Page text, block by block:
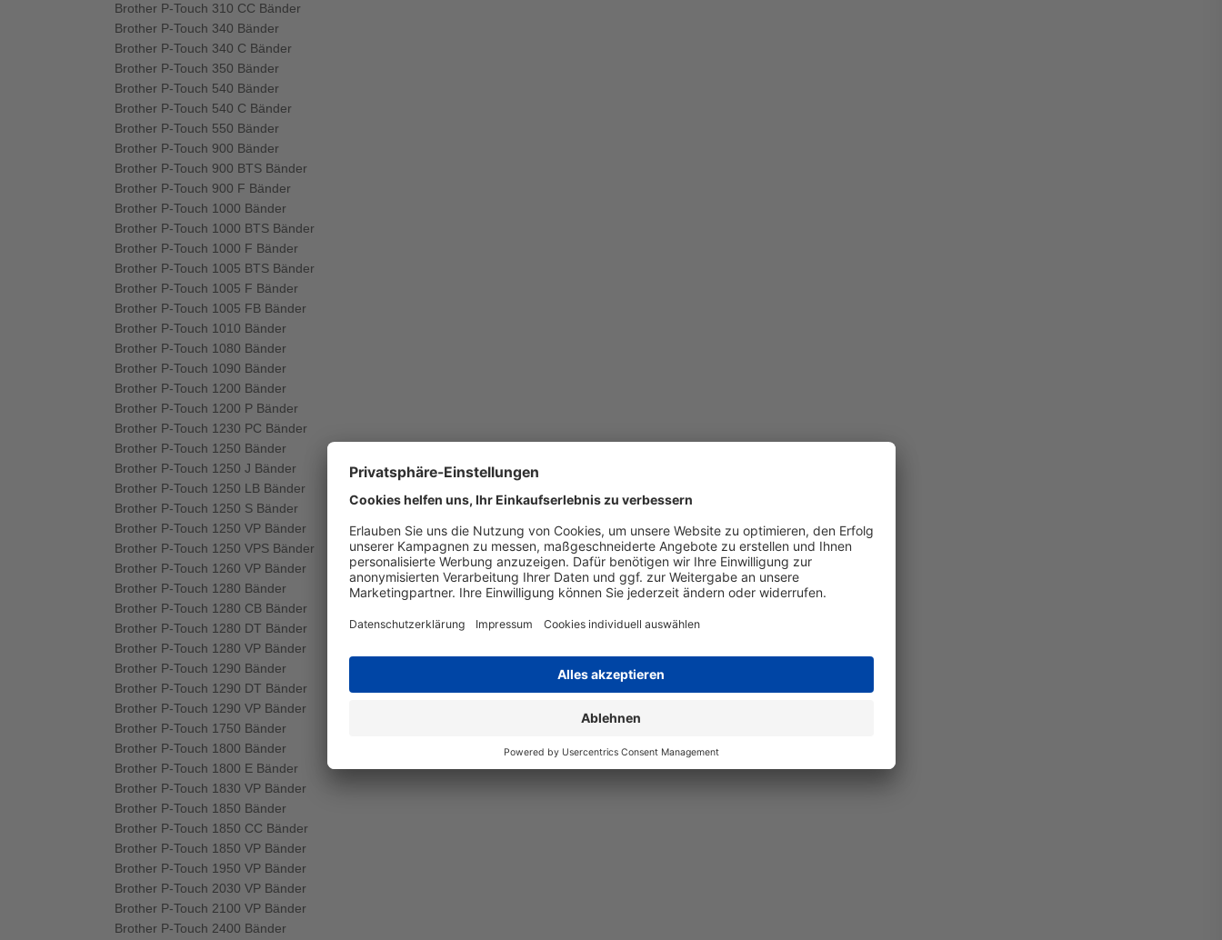
Brother P-Touch 310 CC Bänder
Brother P-Touch 340 Bänder
Brother P-Touch 340 C Bänder
Brother P-Touch 350 Bänder
Brother P-Touch 540 Bänder
Brother P-Touch 540 C Bänder
Brother P-Touch 550 Bänder
Brother P-Touch 900 Bänder
Brother P-Touch 900 BTS Bänder
Brother P-Touch 900 F Bänder
Brother P-Touch 1000 Bänder
Brother P-Touch 1000 BTS Bänder
Brother P-Touch 1000 F Bänder
Brother P-Touch 1005 BTS Bänder
Brother P-Touch 1005 F Bänder
Brother P-Touch 1005 FB Bänder
Brother P-Touch 1010 Bänder
Brother P-Touch 1080 Bänder
Brother P-Touch 1090 Bänder
Brother P-Touch 1200 Bänder
Brother P-Touch 1200 P Bänder
Brother P-Touch 1230 PC Bänder
Brother P-Touch 1250 Bänder
Brother P-Touch 1250 J Bänder
Brother P-Touch 1250 LB Bänder
Brother P-Touch 1250 S Bänder
Brother P-Touch 1250 VP Bänder
Brother P-Touch 1250 VPS Bänder
Brother P-Touch 1260 VP Bänder
Brother P-Touch 1280 Bänder
Brother P-Touch 1280 CB Bänder
Brother P-Touch 1280 DT Bänder
Brother P-Touch 1280 VP Bänder
Brother P-Touch 1290 Bänder
Brother P-Touch 1290 DT Bänder
Brother P-Touch 1290 VP Bänder
Brother P-Touch 1750 Bänder
Brother P-Touch 1800 Bänder
Brother P-Touch 1800 E Bänder
Brother P-Touch 1830 VP Bänder
Brother P-Touch 1850 Bänder
Brother P-Touch 1850 CC Bänder
Brother P-Touch 1850 VP Bänder
Brother P-Touch 1950 VP Bänder
Brother P-Touch 2030 VP Bänder
Brother P-Touch 2100 VP Bänder
Brother P-Touch 2400 Bänder